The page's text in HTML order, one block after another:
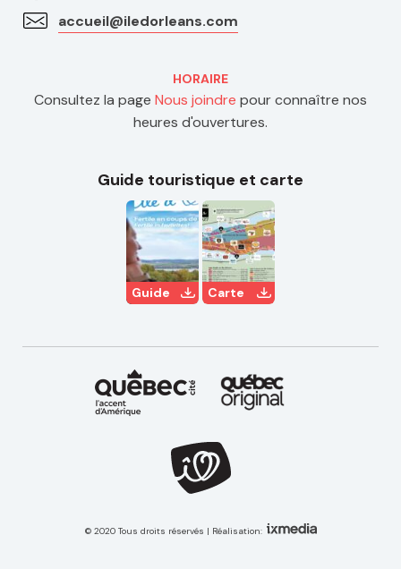
accueil@iledorleans.com
HORAIRE
Consultez la page Nous joindre pour connaître nos
heures d'ouvertures.
Guide touristique et carte
Guide Carte
© 2020 Tous droits réservés | Réalisation: